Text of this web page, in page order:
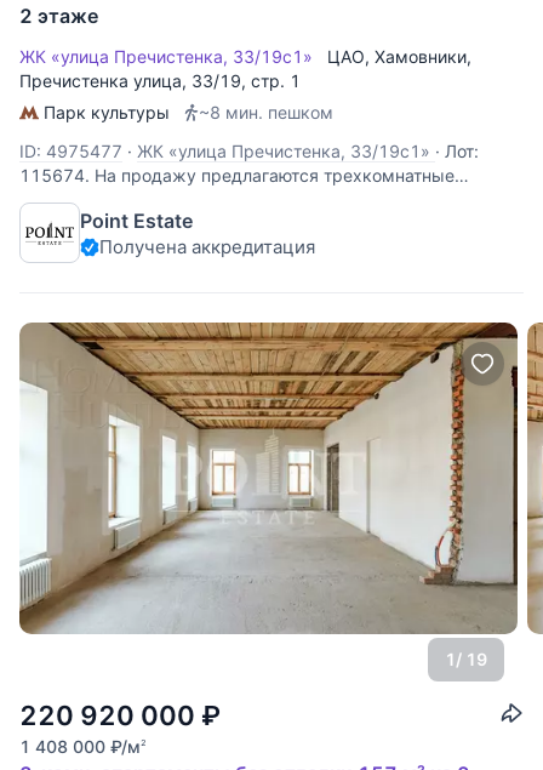
2 этаже
ЖК «улица Пречистенка, 33/19с1» ЦАО, Хамовники,
Пречистенка улица, 33/19, стр. 1
Парк культуры
~8 мин. пешком
ID: 4975477 · ЖК «улица Пречистенка, 33/19с1» · Лот:
115674. На продажу предлагаются трехкомнатные
апартаменты свободной планировки, площадью 109 кв.м.,
в историческом центре столицы. Возможная планировка:
кухня-гостиная, две спальни, одна из которых со своим
Point Estate
Получена аккредитация
1 / 19
220 920 000 ₽
1 408 000 ₽/м2